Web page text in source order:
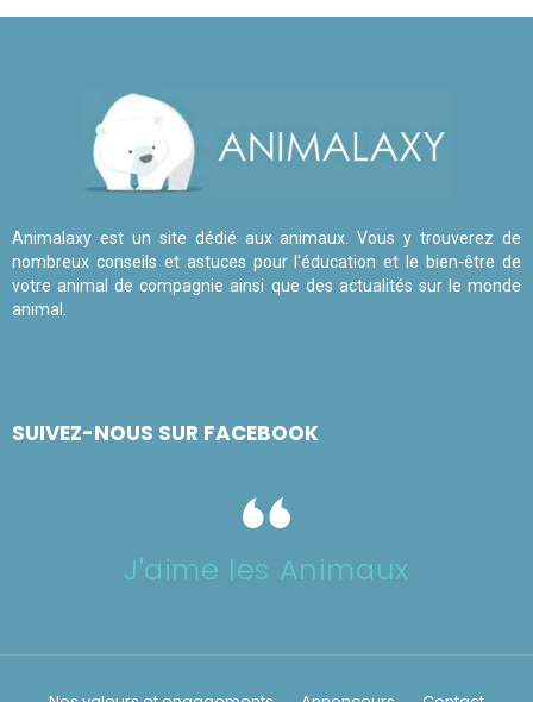
Animalaxy est un site dédié aux animaux. Vous y trouverez de
nombreux conseils et astuces pour l'éducation et le bien-être de
votre animal de compagnie ainsi que des actualités sur le monde
animal.
SUIVEZ-NOUS SUR FACEBOOK
J'aime les Animaux